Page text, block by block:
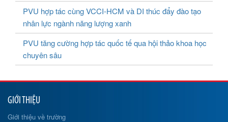
PVU hợp tác cùng VCCI-HCM và DI thúc đẩy đào tạo
nhân lực ngành năng lượng xanh
PVU tăng cường hợp tác quốc tế qua hội thảo khoa học
chuyên sâu
GIỚI THIỆU
Giới thiệu về trường